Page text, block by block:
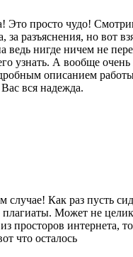
Это просто чудо!
за разъяснения, но вот
ведь нигде ничем не
узнать. А вообще
описанием
вся надежда.
случае! Как раз пусть
Может не
просторов интернета,
что осталось